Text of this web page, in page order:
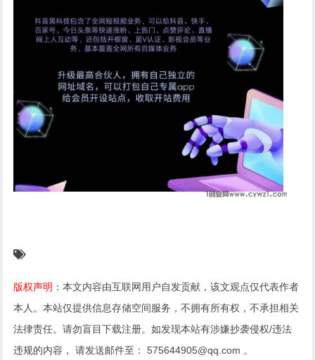
版权声明 ：本文内容由互联网用户自发贡献，该文观点仅代表作者
本人。本站仅提供信息存储空间服务，不拥有所有权，不承担相关
法律责任。请勿盲目下载注册。如发现本站有涉嫌抄袭侵权/违法
违规的内容， 请发送邮件至： 575644905@qq.com 。